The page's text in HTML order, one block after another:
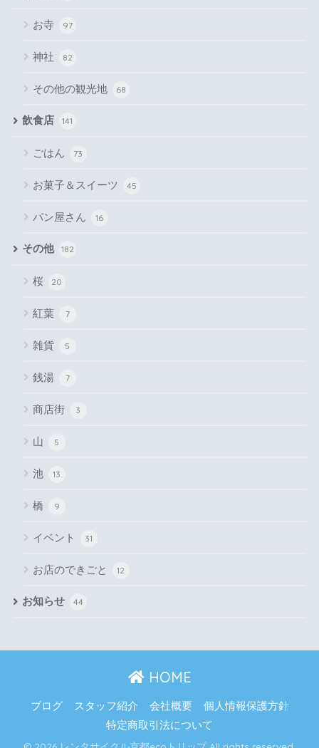
お寺 97
神社 82
その他の観光地 68
飲食店 141
ごはん 73
お菓子＆スイーツ 45
パン屋さん 16
その他 182
桜 20
紅葉 7
雑貨 5
銭湯 7
商店街 3
山 5
池 13
橋 9
イベント 31
お店のできごと 12
お知らせ 44
HOME
ブログ スタッフ紹介 会社概要
個人情報保護方針
特定商取引法について